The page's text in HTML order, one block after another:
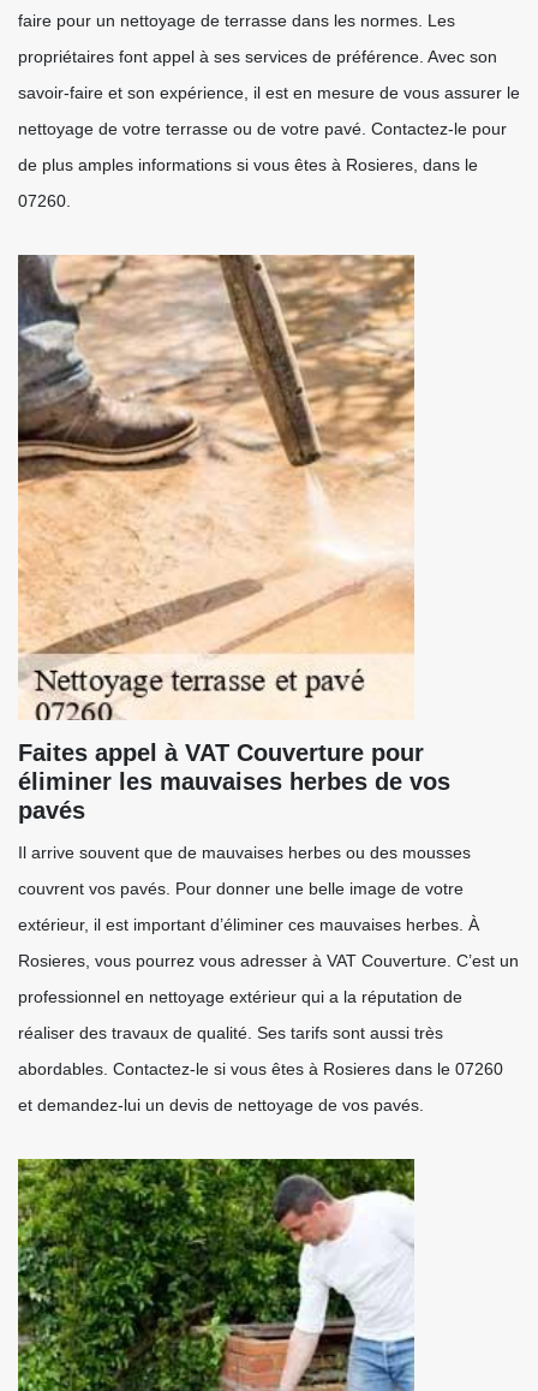
faire pour un nettoyage de terrasse dans les normes. Les
propriétaires font appel à ses services de préférence. Avec son
savoir-faire et son expérience, il est en mesure de vous assurer le
nettoyage de votre terrasse ou de votre pavé. Contactez-le pour
de plus amples informations si vous êtes à Rosieres, dans le
07260.
Faites appel à VAT Couverture pour
éliminer les mauvaises herbes de vos
pavés
Il arrive souvent que de mauvaises herbes ou des mousses
couvrent vos pavés. Pour donner une belle image de votre
extérieur, il est important d’éliminer ces mauvaises herbes. À
Rosieres, vous pourrez vous adresser à VAT Couverture. C’est un
professionnel en nettoyage extérieur qui a la réputation de
réaliser des travaux de qualité. Ses tarifs sont aussi très
abordables. Contactez-le si vous êtes à Rosieres dans le 07260
et demandez-lui un devis de nettoyage de vos pavés.